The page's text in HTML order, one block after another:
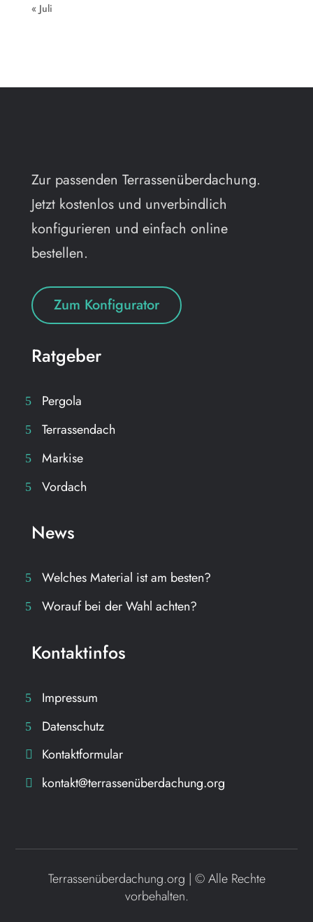
« Juli
Zur passenden Terrassenüberdachung.
Jetzt kostenlos und unverbindlich
konfigurieren und einfach online
bestellen.
Zum Konfigurator
Ratgeber
Pergola
Terrassendach
Markise
Vordach
News
Welches Material ist am besten?
Worauf bei der Wahl achten?
Kontaktinfos
Impressum
Datenschutz
Kontaktformular
kontakt@terrassenüberdachung.org
Terrassenüberdachung.org | ©Alle Rechte
vorbehalten.